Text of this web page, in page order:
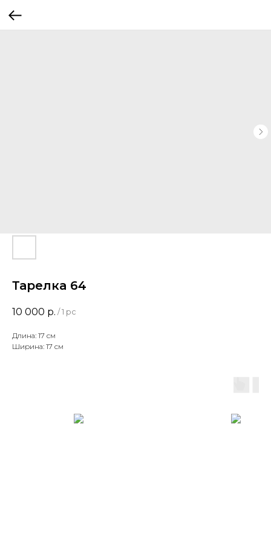
Тарелка 64
10 000 р. / 1 pc
Длина: 17 см
Ширина: 17 см